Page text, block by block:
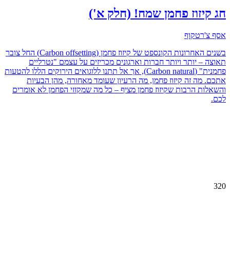
חג קיזוז פחמן שמח! (חלק א')
אסף צ'רטקוף
בשנים האחרונות הקונספט של קיזוז פחמן (Carbon offsetting) החל צובר
תאוצה – יותר ויותר חברות וארגונים מכריזים על עצמם "נטרליים
פחמנית" (Carbon natural), אך אל תתנו ללוגואים הירוקים הללו להטעות
אתכם. מה זה קיזוז פחמן, מה הרעיון שעומד מאחורה, מהן הבעיות
והשאלות הרבות שקיזוז פחמן מציף – כל מה שמקזזי הפחמן לא אומרים
לכם.
320